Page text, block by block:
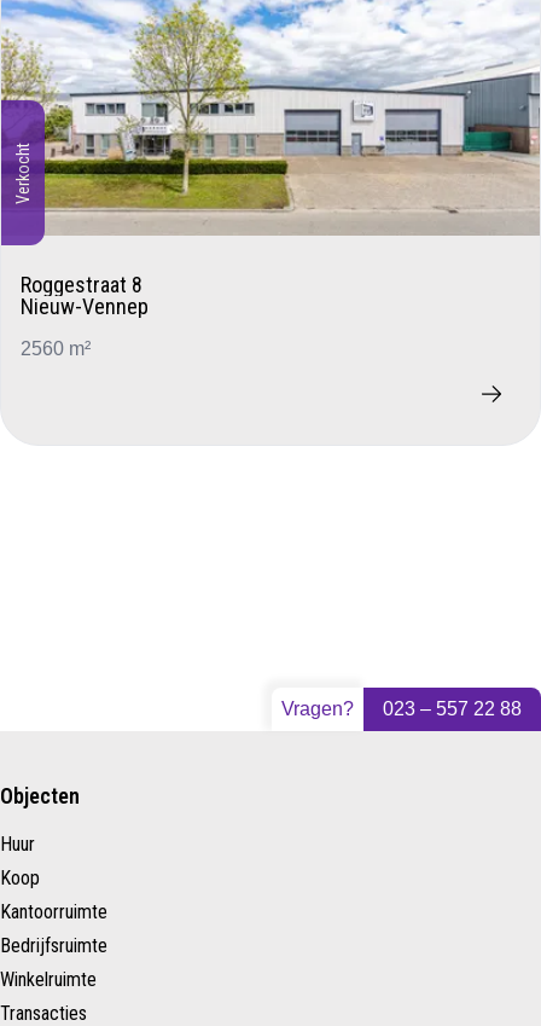
Verkocht
Roggestraat 8
Nieuw-Vennep
2560 m²
Vragen? 023 – 557 22 88
Objecten
Huur
Koop
Kantoorruimte
Bedrijfsruimte
Winkelruimte
Transacties